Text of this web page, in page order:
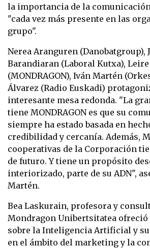
la importancia de la
"cada vez más presente en las
grupo".
Nerea Aranguren (Danobatgroup),
Barandiaran (Laboral Kutxa),
(MONDRAGON), Iván Martén
Álvarez (Radio Euskadi)
interesante mesa redonda. "La
tiene MONDRAGON es que su
siempre ha estado basada en
credibilidad y cercanía. Además,
cooperativas de la Corporación
de futuro. Y tiene un propósito
interiorizado, parte de su ADN",
Martén.
Bea Laskurain, profesora y
Mondragon Unibertsitatea ofreció
sobre la Inteligencia Artificial y
en el ámbito del marketing y la